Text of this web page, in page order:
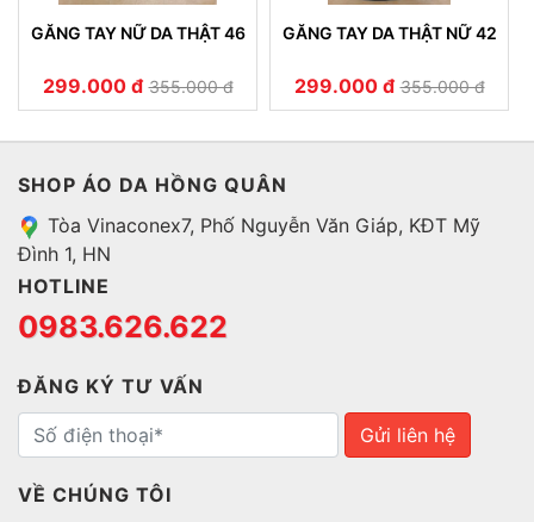
GĂNG TAY NỮ DA THẬT 46
299.000 đ 355.000 đ
GĂNG TAY DA THẬT NỮ 42
299.000 đ 355.000 đ
SHOP ÁO DA HỒNG QUÂN
Tòa Vinaconex7, Phố Nguyễn Văn Giáp, KĐT Mỹ
Đình 1, HN
HOTLINE
0983.626.622
ĐĂNG KÝ TƯ VẤN
Gửi liên hệ
VỀ CHÚNG TÔI